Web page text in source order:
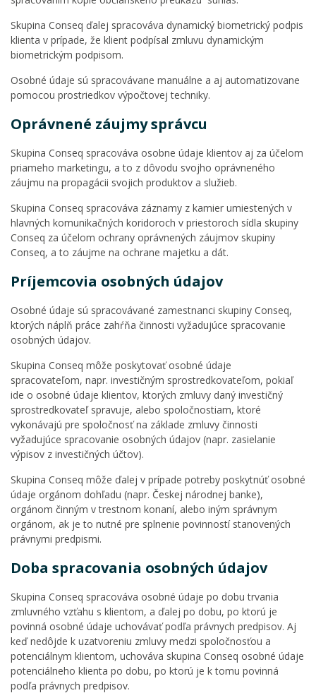
Skupina Conseq ďalej spracováva dynamický biometrický podpis
klienta v prípade, že klient podpísal zmluvu dynamickým
biometrickým podpisom.
Osobné údaje sú spracovávane manuálne a aj automatizovane
pomocou prostriedkov výpočtovej techniky.
Oprávnené záujmy správcu
Skupina Conseq spracováva osobne údaje klientov aj za účelom
priameho marketingu, a to z dôvodu svojho oprávneného
záujmu na propagácii svojich produktov a služieb.
Skupina Conseq spracováva záznamy z kamier umiestených v
hlavných komunikačných koridoroch v priestoroch sídla skupiny
Conseq za účelom ochrany oprávnených záujmov skupiny
Conseq, a to záujme na ochrane majetku a dát.
Príjemcovia osobných údajov
Osobné údaje sú spracovávané zamestnanci skupiny Conseq,
ktorých náplň práce zahŕňa činnosti vyžadujúce spracovanie
osobných údajov.
Skupina Conseq môže poskytovať osobné údaje
spracovateľom, napr. investičným sprostredkovateľom, pokiaľ
ide o osobné údaje klientov, ktorých zmluvy daný investičný
sprostredkovateľ spravuje, alebo spoločnostiam, ktoré
vykonávajú pre spoločnosť na základe zmluvy činnosti
vyžadujúce spracovanie osobných údajov (napr. zasielanie
výpisov z investičných účtov).
Skupina Conseq môže ďalej v prípade potreby poskytnúť osobné
údaje orgánom dohľadu (napr. Českej národnej banke),
orgánom činným v trestnom konaní, alebo iným správnym
orgánom, ak je to nutné pre splnenie povinností stanovených
právnymi predpismi.
Doba spracovania osobných údajov
Skupina Conseq spracováva osobné údaje po dobu trvania
zmluvného vzťahu s klientom, a ďalej po dobu, po ktorú je
povinná osobné údaje uchovávať podľa právnych predpisov. Aj
keď nedôjde k uzatvoreniu zmluvy medzi spoločnosťou a
potenciálnym klientom, uchováva skupina Conseq osobné údaje
potenciálneho klienta po dobu, po ktorú je k tomu povinná
podľa právnych predpisov.